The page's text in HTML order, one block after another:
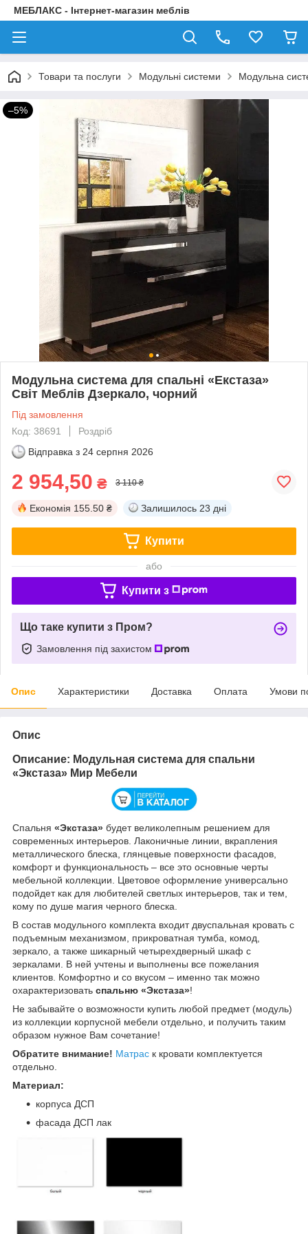
МЕБЛАКС - Інтернет-магазин меблів
Товари та послуги Модульні системи Модульна
–5%
Модульна система для спальні «Екстаза»
Світ Меблів Дзеркало, чорний
Під замовлення
Код: 38691
Роздріб
Відправка з 24 серпня 2026
2 954,50 ₴ 3 110 ₴
Економія 155.50 ₴ Залишилось 23 дні
Купити
або
Купити з
Що таке купити з Пром?
Замовлення під захистом
Опис Характеристики Доставка Оплата Умови
Опис
Описание: Модульная система для спальни
«Экстаза» Мир Мебели
Спальня «Экстаза» будет великолепным решением для
современных интерьеров. Лаконичные линии, вкрапления
металлического блеска, глянцевые поверхности фасадов,
комфорт и функциональность – все это основные черты
мебельной коллекции. Цветовое оформление универсально
подойдет как для любителей светлых интерьеров, так и тем,
кому по душе магия черного блеска.
В состав модульного комплекта входит двуспальная кровать с
подъемным механизмом, прикроватная тумба, комод,
зеркало, а также шикарный четырехдверный шкаф с
зеркалами. В ней учтены и выполнены все пожелания
клиентов. Комфортно и со вкусом – именно так можно
охарактеризовать спальню «Экстаза»!
Не забывайте о возможности купить любой предмет (модуль)
из коллекции корпусной мебели отдельно, и получить таким
образом нужное Вам сочетание!
Обратите внимание! Матрас к кровати комплектуется
отдельно.
Материал:
корпуса ДСП
фасада ДСП лак